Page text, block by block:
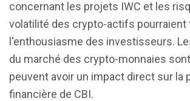
concernant les projets IWC et les
volatilité des crypto-actifs pourraient
l'enthousiasme des investisseurs.
du marché des crypto-monnaies
peuvent avoir un impact direct sur la
financière de CBI.